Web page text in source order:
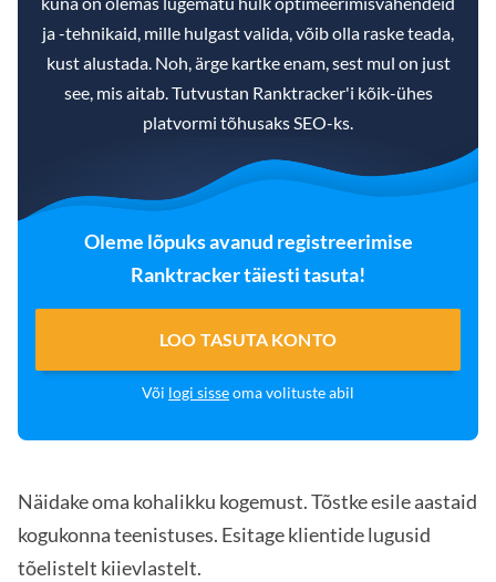
ja -tehnikaid, mille hulgast valida, võib olla raske teada,
kust alustada. Noh, ärge kartke enam, sest mul on just
see, mis aitab. Tutvustan Ranktracker'i kõik-ühes
platvormi tõhusaks SEO-ks.
Oleme lõpuks avanud registreerimise
Ranktracker täiesti tasuta!
LOO TASUTA KONTO
Või logi sisseoma volituste abil
Näidake oma kohalikku kogemust. Tõstke esile aastaid
kogukonna teenistuses. Esitage klientide lugusid
tõelistelt kiievlastelt.